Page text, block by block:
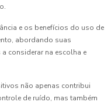
e os benefícios do uso de
abordando suas
considerar na escolha e
não apenas contribui
de ruído, mas também